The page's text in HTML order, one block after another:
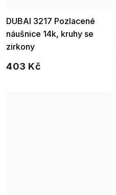
DUBAI 3217 Pozlacené
náušnice 14k, kruhy se
zirkony
Ellami
403 Kč